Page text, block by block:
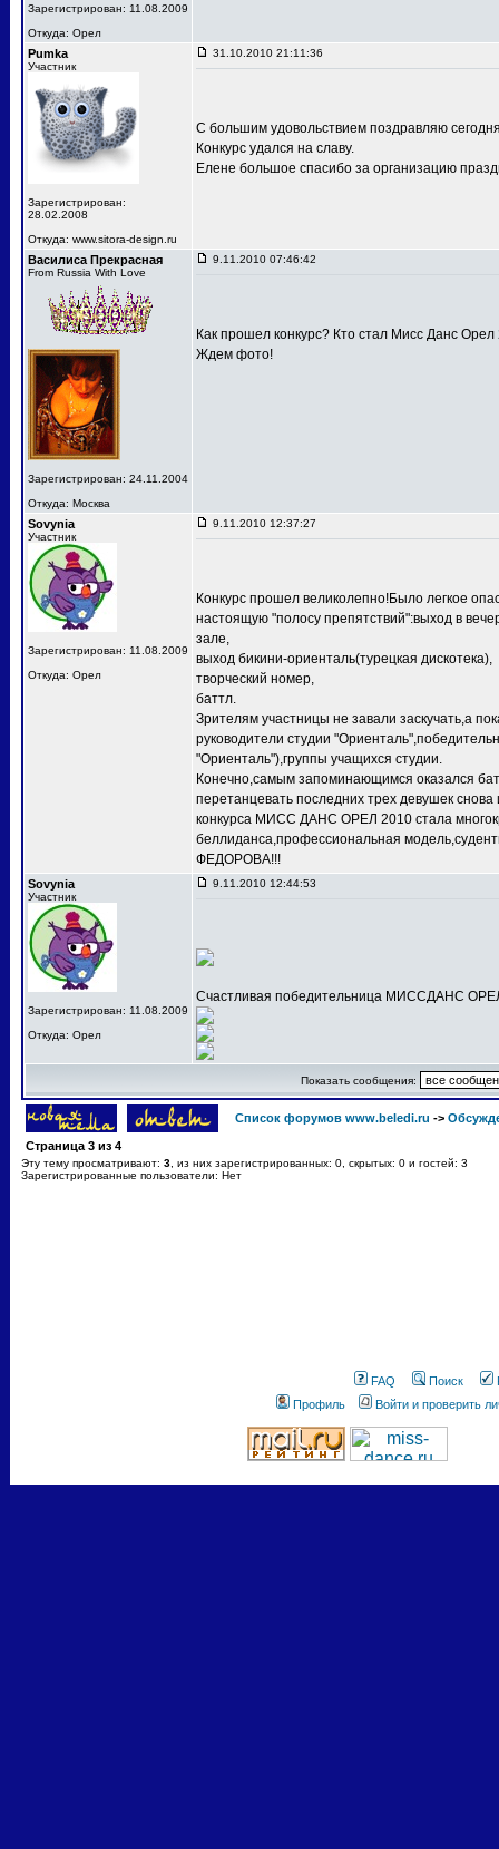
Зарегистрирован: 11.08.2009
Откуда: Орел
Pumka
Участник
Зарегистрирован:
28.02.2008
Откуда: www.sitora-design.ru
31.10.2010 21:11:36
С большим удовольствием поздравляю
Конкурс удался на славу.
Елене большое спасибо за организацию
Василиса Прекрасная
From Russia With Love
Зарегистрирован: 24.11.2004
Откуда: Москва
9.11.2010 07:46:42
Как прошел конкурс? Кто стал Мисс Данс Орел
Ждем фото!
Sovynia
Участник
Зарегистрирован: 11.08.2009
Откуда: Орел
9.11.2010 12:37:27
Конкурс прошел великолепно!Было легкое
настоящую "полосу препятствий":выход в
зале,
выход бикини-ориенталь(турецкая дискотека),
творческий номер,
баттл.
Зрителям участницы не завали заскучать,а
руководители студии
"Ориенталь"),группы учащихся студии.
Конечно,самым запоминающимся оказался
перетанцевать последних трех девушек
конкурса МИСС ДАНС ОРЕЛ 2010 стала
беллиданса,профессиональная
ФЕДОРОВА!!!
Sovynia
Участник
Зарегистрирован: 11.08.2009
Откуда: Орел
9.11.2010 12:44:53
Счастливая победительница МИССДАНС
Показать сообщения:
Список форумов www.beledi.ru ->
Страница 3 из 4
Эту тему просматривают: 3 , из них зарегистрированных: 0, скрытых: 0 и гостей: 3
Зарегистрированные пользователи: Нет
FAQ Поиск
Профиль
Войти и проверить